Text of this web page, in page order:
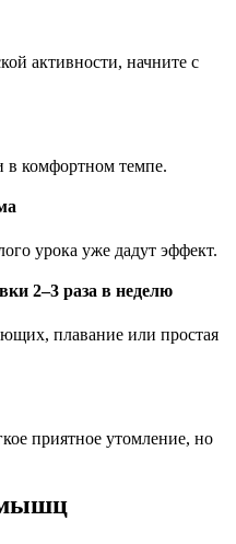
активности, начните с
в комфортном темпе.
урока уже дадут эффект.
2–3 раза в неделю
плавание или простая
приятное утомление, но
мышц